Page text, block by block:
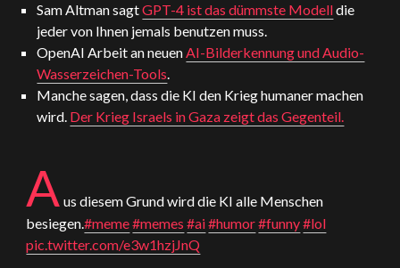
SamAltmansagtGPT-4 ist das dümmste Modelldie
jeder von Ihnen jemals benutzen muss.
OpenAI Arbeit an neuenAI-Bilderkennung und Audio-
Wasserzeichen-Tools.
Manche sagen, dass die KI den Krieg humaner machen
wird. Der Krieg Israels in Gaza zeigt das Gegenteil.
A us diesem Grund wird die KI alle Menschen
besiegen.#meme#memes #ai#humor#funny#lol
pic.twitter.com/e3w1hzjJnQ